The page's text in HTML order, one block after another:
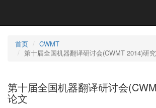
首页
CWMT
第十届全国机器翻译研讨会(CWMT 2014)研
第十届全国机器翻译研讨会
论文